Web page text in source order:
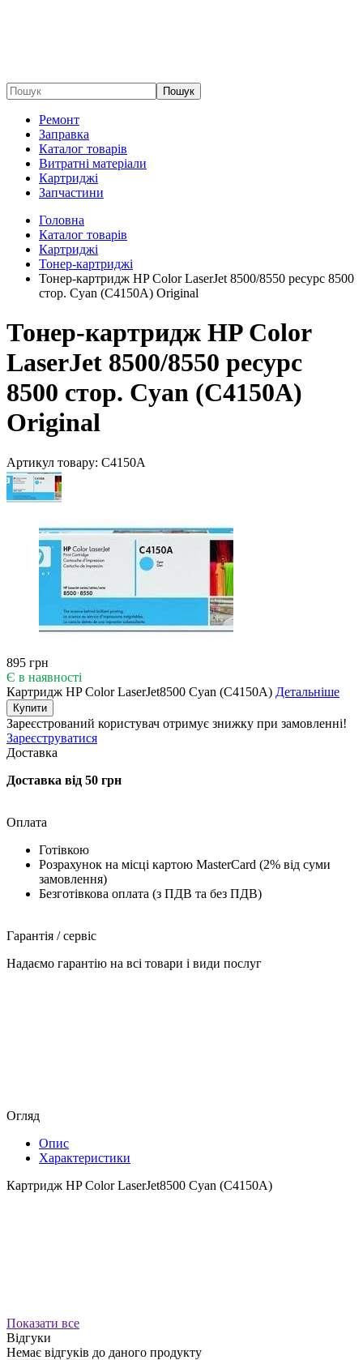
Пошук
Ремонт
Заправка
Каталог товарів
Витратні матеріали
Картриджі
Запчастини
Головна
Каталог товарів
Картриджі
Тонер-картриджі
Тонер-картридж HP Color LaserJet 8500/8550 ресурс 8500
стор. Cyan (C4150A) Original
Тонер-картридж HP Color
LaserJet 8500/8550 ресурс
8500 стор. Cyan (C4150A)
Original
Артикул товару: C4150A
895 грн
Є в наявності
Картридж HP Color LaserJet8500 Cyan (C4150A) Детальніше
Купити
Зареєстрований користувач отримує знижку при замовленні!
Зареєструватися
Доставка
Доставка від 50 грн
Оплата
Готівкою
Розрахунок на місці картою MasterCard (2% від суми
замовлення)
Безготівкова оплата (з ПДВ та без ПДВ)
Гарантія / сервіс
Надаємо гарантію на всі товари і види послуг
Огляд
Опис
Характеристики
Картридж HP Color LaserJet8500 Cyan (C4150A)
Показати все
Відгуки
Немає відгуків до даного продукту